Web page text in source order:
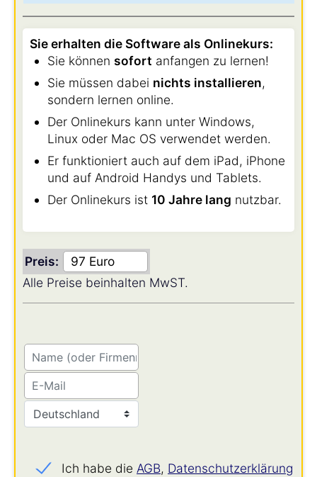
Sie erhalten die Software als Onlinekurs:
Sie können sofort anfangen zu lernen!
Sie müssen dabei nichts installieren,
sondern lernen online.
Der Onlinekurs kann unter Windows,
Linux oder Mac OS verwendet werden.
Er funktioniert auch auf dem iPad, iPhone
und auf Android Handys und Tablets.
Der Onlinekurs ist 10 Jahre lang nutzbar.
Preis:
Alle Preise beinhalten MwST.
Ich habe die AGB, Datenschutz­erklärung